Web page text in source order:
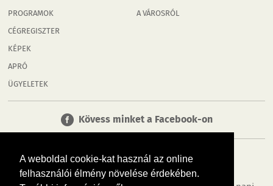
A weboldal cookie-kat használ az online
felhasználói élmény növelése érdekében.
PROGRAMOK
CÉGREGISZTER
KÉPEK
APRÓ
ÜGYELETEK
A VÁROSRÓL
Kövess minket a Facebook-on